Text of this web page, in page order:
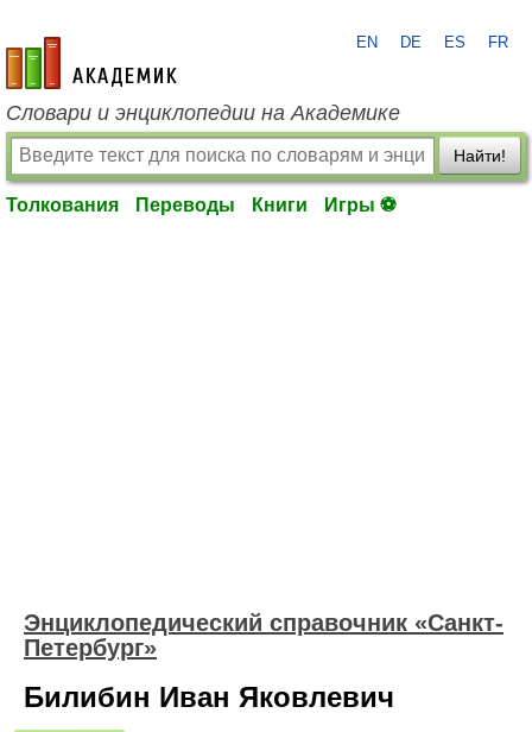
academic.ru
EN DE ES FR
Словари и энциклопедии на Академике
Найти!
Толкования Переводы Книги Игры ⚽
Энциклопедический справочник «Санкт-
Петербург»
Билибин Иван Яковлевич